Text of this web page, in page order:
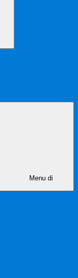
Menu di